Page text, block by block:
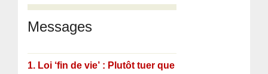
Messages
1. Loi ‘fin de vie’ : Plutôt tuer que